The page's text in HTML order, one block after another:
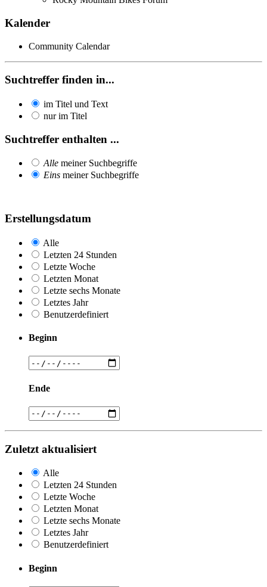
Kalender
Community Calendar
Suchtreffer finden in...
im Titel und Text
nur im Titel
Suchtreffer enthalten ...
Alle meiner Suchbegriffe
Eins meiner Suchbegriffe
Erstellungsdatum
Alle
Letzten 24 Stunden
Letzte Woche
Letzten Monat
Letzte sechs Monate
Letztes Jahr
Benutzerdefiniert
Beginn
Ende
Zuletzt aktualisiert
Alle
Letzten 24 Stunden
Letzte Woche
Letzten Monat
Letzte sechs Monate
Letztes Jahr
Benutzerdefiniert
Beginn